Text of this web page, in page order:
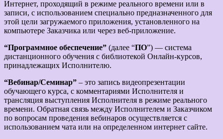
Интернет, проходящий в режиме реального времени или в
записи, с использованием специально предназначенного для
этой цели загружаемого приложения, установленного на
компьютере Заказчика или через веб-приложение.
“Программное обеспечение” (далее “ПО”) — система
дистанционного обучения с библиотекой Онлайн-курсов,
принадлежащих Исполнителю.
“Вебинар/Семинар” – это запись видеопрезентации
обучающего курса, с комментариями Исполнителя и
трансляция выступления Исполнителя в режиме реального
времени. Обратная связь между Исполнителем и Заказчиком
по вопросам проведения вебинаров осуществляется с
использованием чата или на определенном интернет сайте.